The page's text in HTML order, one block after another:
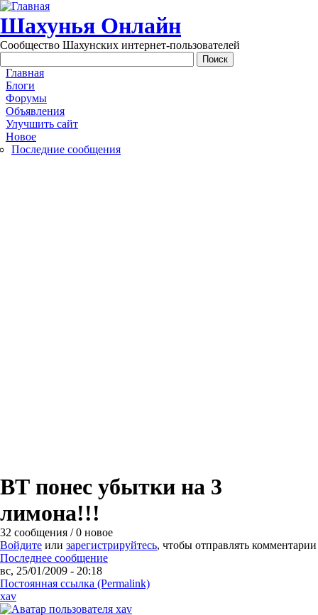
Перейти к основному содержанию
Шахунья Онлайн
Сообщество Шахунских интернет-пользователей
Main menu
Главная
Блоги
Форумы
Объявления
Улучшить сайт
Новое
Последние сообщения
ВТ понес убытки на 3
лимона!!!
32 сообщения / 0 новое
Войдите или зарегистрируйтесь, чтобы отправлять комментарии
Последнее сообщение
вс, 25/01/2009 - 20:18
Постоянная ссылка (Permalink)
xav